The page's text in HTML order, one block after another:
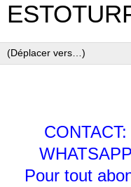
Pour tout